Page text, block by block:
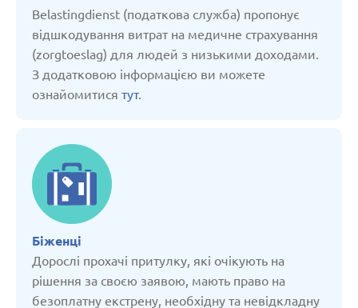
Belastingdienst (податкова служба) пропонує
відшкодування витрат на медичне страхування
(zorgtoeslag) для людей з низькими доходами.
З додатковою інформацією ви можете
ознайомитися тут.
Біженці
Дорослі прохачі притулку, які очікують на
рішення за своєю заявою, мають право на
безоплатну екстрену, необхідну та невідкладну
Польща
Російська Федерація
Словакія
Словенія
Сполучене Королівство